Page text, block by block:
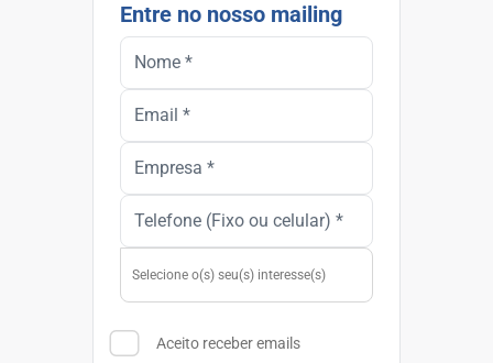
Entre no nosso mailing
Aceito receber emails